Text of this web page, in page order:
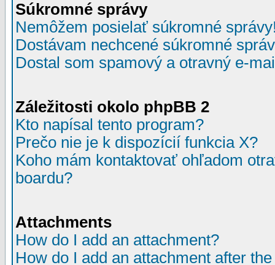
Súkromné správy
Nemôžem posielať súkromné
Dostávam nechcené súkromné
Dostal som spamový a otravný e-
Záležitosti okolo phpBB 2
Kto napísal tento program?
Prečo nie je k dispozícií funkcia X?
Koho mám kontaktovať ohľadom
boardu?
Attachments
How do I add an attachment?
How do I add an attachment after